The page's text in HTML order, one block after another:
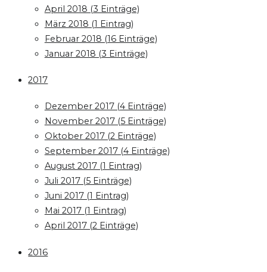
April 2018 (3 Einträge)
März 2018 (1 Eintrag)
Februar 2018 (16 Einträge)
Januar 2018 (3 Einträge)
2017
Dezember 2017 (4 Einträge)
November 2017 (5 Einträge)
Oktober 2017 (2 Einträge)
September 2017 (4 Einträge)
August 2017 (1 Eintrag)
Juli 2017 (5 Einträge)
Juni 2017 (1 Eintrag)
Mai 2017 (1 Eintrag)
April 2017 (2 Einträge)
2016